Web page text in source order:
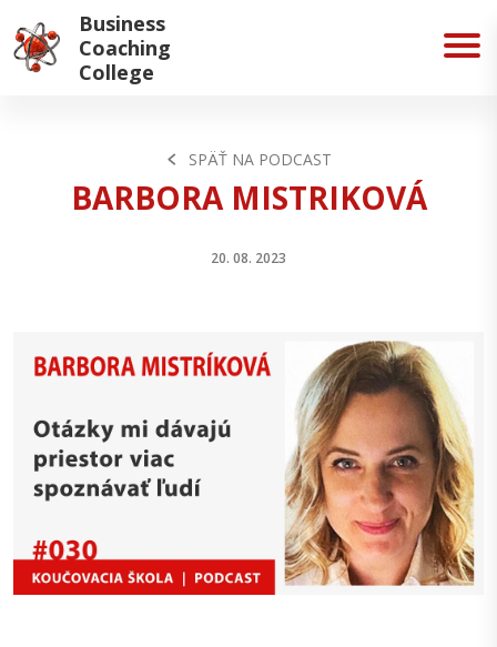
Business
Coaching
College
SPÄŤ NA PODCAST
BARBORA MISTRIKOVÁ
20. 08. 2023